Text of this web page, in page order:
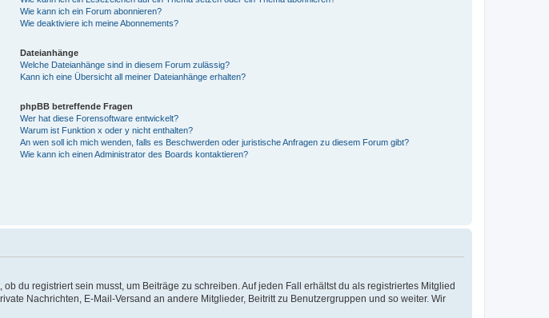
Wie kann ich ein Forum abonnieren?
Wie deaktiviere ich meine Abonnements?
Dateianhänge
Welche Dateianhänge sind in diesem Forum zulässig?
Kann ich eine Übersicht all meiner Dateianhänge erhalten?
phpBB betreffende Fragen
Wer hat diese Forensoftware entwickelt?
Warum ist Funktion x oder y nicht enthalten?
An wen soll ich mich wenden, falls es Beschwerden oder juristische Anfragen zu diesem Forum gibt?
Wie kann ich einen Administrator des Boards kontaktieren?
du registriert sein musst, um Beiträge zu schreiben. Auf jeden Fall erhältst du als registriertes Mitglied
Nachrichten, E-Mail-Versand an andere Mitglieder, Beitritt zu Benutzergruppen und so weiter. Wir